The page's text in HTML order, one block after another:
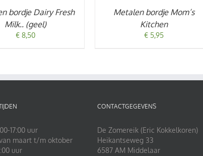
bordje Dairy Fresh
Milk.. (geel)
€ 8,50
DETAILSMetalen bordje Mom’s
Kitchen
€ 5,95
17:00 uur
maart t/m oktober
uur
CONTACTGEGEVENS
De Zomereik (Eric Kokkelkoren)
Heikantseweg 33
6587 AM Middelaar